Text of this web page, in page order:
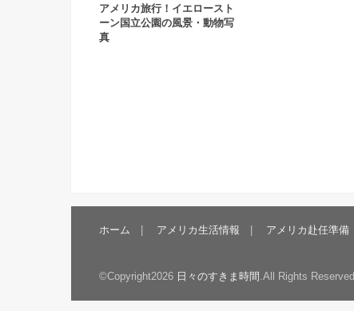
アメリカ旅行！イエロースト
ーン国立公園の風景・動物写
真
ホーム アメリカ生活情報 アメリカ赴任準備
©Copyright2026 日々のすきま時間 .All Rights Reserved.